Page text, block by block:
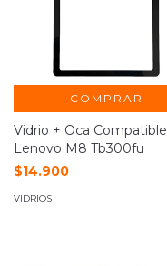
COMPRAR
Vidrio + Oca Compatible
Lenovo M8 Tb300fu
$14.900
VIDRIOS